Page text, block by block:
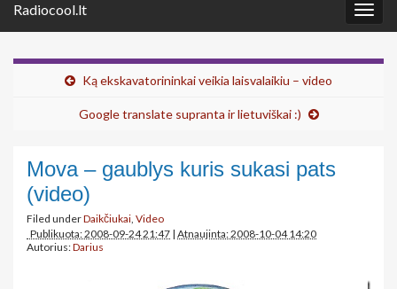
Radiocool.lt
Ką ekskavatorininkai veikia laisvalaikiu – video
Google translate supranta ir lietuviškai :)
Mova – gaublys kuris sukasi pats
(video)
Filed underDaikčiukai, Video
Publikuota: 2008-09-24 21:47 | Atnaujinta: 2008-10-04 14:20
Autorius:Darius